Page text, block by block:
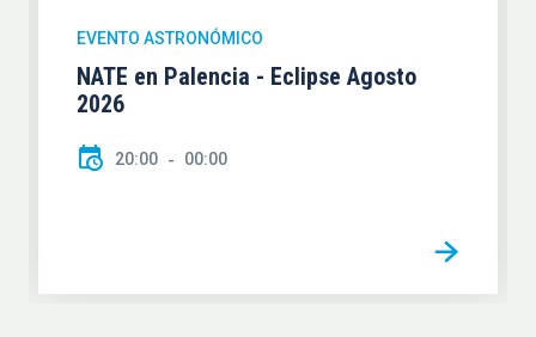
EVENTO ASTRONÓMICO
NATE en Palencia - Eclipse Agosto
2026
20:00 00:00